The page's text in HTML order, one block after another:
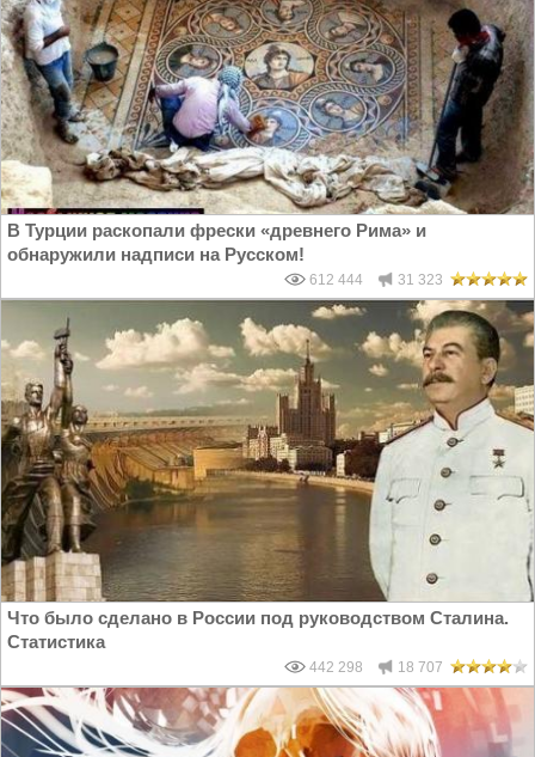
В Турции раскопали фрески «древнего Рима» и
обнаружили надписи на Русском!
612 444 31 323
Что было сделано в России под руководством Сталина.
Статистика
442 298 18 707